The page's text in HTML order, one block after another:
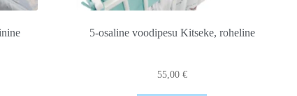
5-osaline voodipesu Kitseke, roheline
55,00 €